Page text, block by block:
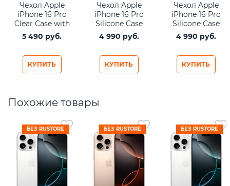
Чехол Apple
iPhone 16 Pro
Clear Case with
MagSafe
5 490 руб.
КУПИТЬ
Чехол Apple
iPhone 16 Pro
Silicone Case
with MagSafe –
Black
4 990 руб.
КУПИТЬ
Чехол Apple
iPhone 16 Pro
Silicone Case
with MagSafe –
Denim
4 990 руб.
КУПИТЬ
Похожие товары
БЕЗ RUSTORE БЕЗ RUSTORE БЕЗ RUSTORE